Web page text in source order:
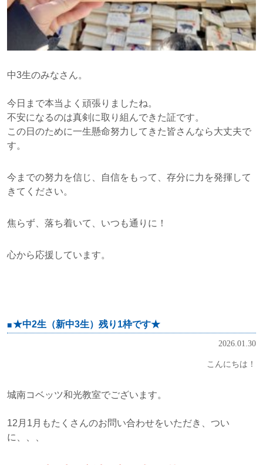
中3生のみなさん。
今日まで本当よく頑張りましたね。
不安になるのは真剣に取り組んできた証です。
この日のために一生懸命努力してきた皆さんなら大丈夫で
す。
今までの努力を信じ、自信をもって、存分に力を発揮して
きてください。
焦らず、落ち着いて、いつも通りに！
心から応援しています。
★中2生（新中3生）残り1枠です★
2026.01.30
こんにちは！
城南コベッツ和光教室でございます。
12月1月もたくさんのお問い合わせをいただき、つい
に、、、